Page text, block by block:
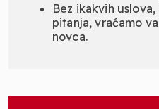
Bez ikakvih
pitanja, vraćamo
novca.